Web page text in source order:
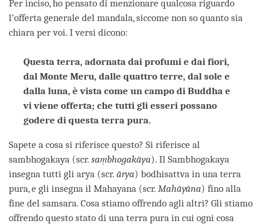
Per inciso, ho pensato di menzionare qualcosa riguardo
l’offerta generale del mandala, siccome non so quanto sia
chiara per voi. I versi dicono:
Questa terra, adornata dai profumi e dai fiori,
dal Monte Meru, dalle quattro terre, dal sole e
dalla luna, è vista come un campo di Buddha e
vi viene offerta; che tutti gli esseri possano
godere di questa terra pura.
Sapete a cosa si riferisce questo? Si riferisce al
sambhogakaya (scr. saṃbhogakāya). Il Sambhogakaya
insegna tutti gli arya (scr. ārya) bodhisattva in una terra
pura, e gli insegna il Mahayana (scr. Mahāyāna) fino alla
fine del samsara. Cosa stiamo offrendo agli altri? Gli stiamo
offrendo questo stato di una terra pura in cui ogni cosa